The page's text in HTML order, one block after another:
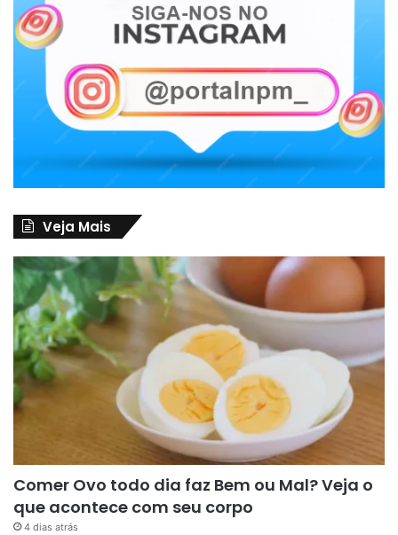
Veja Mais
Comer Ovo todo dia faz Bem ou Mal? Veja o
que acontece com seu corpo
4 dias atrás